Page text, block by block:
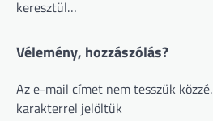
keresztül…
Vélemény, hozzászólás?
Az e-mail címet nem tesszük közzé.
karakterrel jelöltük